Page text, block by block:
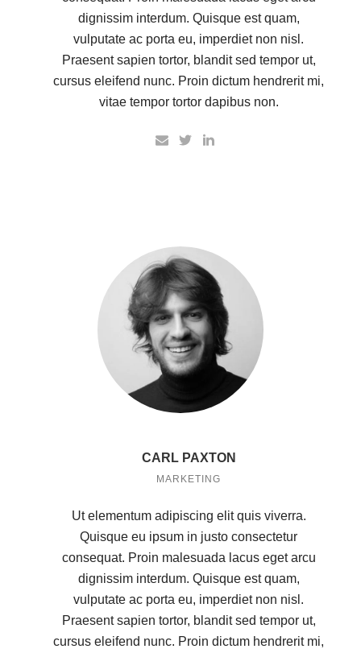
dignissim interdum. Quisque est quam,
vulputate ac porta eu, imperdiet non nisl.
Praesent sapien tortor, blandit sed tempor ut,
cursus eleifend nunc. Proin dictum hendrerit mi,
vitae tempor tortor dapibus non.
CARL PAXTON
MARKETING
Ut elementum adipiscing elit quis viverra.
Quisque eu ipsum in justo consectetur
consequat. Proin malesuada lacus eget arcu
dignissim interdum. Quisque est quam,
vulputate ac porta eu, imperdiet non nisl.
Praesent sapien tortor, blandit sed tempor ut,
cursus eleifend nunc. Proin dictum hendrerit mi,